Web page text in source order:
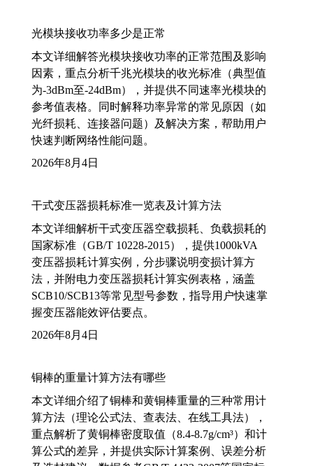
光模块接收功率多少是正常
本文详细解答光模块接收功率的正常范围及影响
因素，重点分析千兆光模块的收光标准（典型值
为-3dBm至-24dBm），并提供不同速率光模块的
参考值表格。同时解释功率异常的常见原因（如
光纤损耗、连接器问题）及解决方案，帮助用户
快速判断网络性能问题。
2026年8月4日
干式变压器损耗标准一览表及计算方法
本文详细解析干式变压器空载损耗、负载损耗的
国家标准（GB/T 10228-2015），提供1000kVA
变压器损耗计算实例，分步骤说明变损计算方
法，并附电力变压器损耗计算实例表格，涵盖
SCB10/SCB13等常见型号参数，指导用户快速掌
握变压器能效评估要点。
2026年8月4日
铜棒的重量计算方法有哪些
本文详细介绍了铜棒和黄铜棒重量的三种常用计
算方法（理论公式法、查表法、在线工具法），
重点解析了黄铜棒密度取值（8.4-8.7g/cm³）和计
算公式的差异，并提供实际计算案例、误差分析